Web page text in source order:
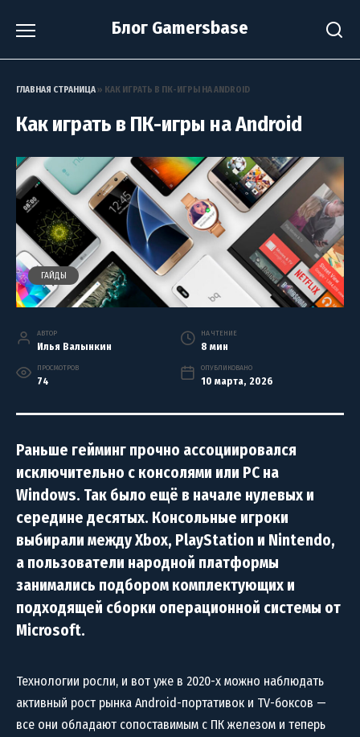
Блог Gamersbase
ГЛАВНАЯ СТРАНИЦА» КАК ИГРАТЬ В ПК-ИГРЫ НА ANDROID
Как играть в ПК-игры на Android
ГАЙДЫ
АВТОР
Илья Валынкин
НА ЧТЕНИЕ
8 мин
ПРОСМОТРОВ
74
ОПУБЛИКОВАНО
10 марта, 2026
Раньше гейминг прочно ассоциировался
исключительно с консолями или PC на
Windows. Так было ещё в начале нулевых и
середине десятых. Консольные игроки
выбирали между Xbox, PlayStation и Nintendo,
а пользователи народной платформы
занимались подбором комплектующих и
подходящей сборки операционной системы от
Microsoft.
Технологии росли, и вот уже в 2020-х можно наблюдать
активный рост рынка Android-портативок и TV-боксов —
все они обладают сопоставимым с ПК железом и теперь